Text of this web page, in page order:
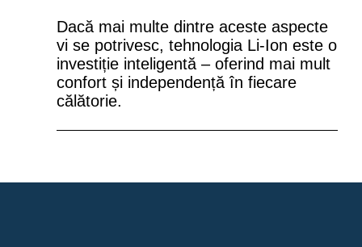
Dacă mai multe dintre aceste aspecte
vi se potrivesc, tehnologia Li-Ion este o
investiție inteligentă – oferind mai mult
confort și independență în fiecare
călătorie.